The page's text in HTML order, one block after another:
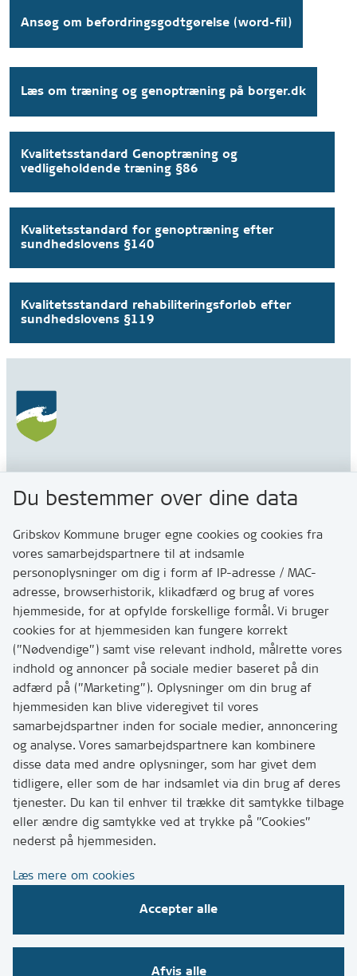
Ansøg om befordringsgodtgørelse (word-fil)
Læs om træning og genoptræning på borger.dk
Kvalitetsstandard Genoptræning og
vedligeholdende træning §86
Kvalitetsstandard for genoptræning efter
sundhedslovens §140
Kvalitetsstandard rehabiliteringsforløb efter
sundhedslovens §119
Gribskov Kommune
Rådhusvej 3
3200 Helsinge
Kontakt
Skriv til os via Digital Post
Har du brug for at komme i kontakt med os? Se her
hvordan
Tip os om huller i vejen eller andet
T:7249 6000
Bemærk: vi har mange opkald mellem kl. 10 og 11
Links
Tilgængelighedserklæring
Cookies
CVR, EAN og betaling
Følg os på sociale medier
Du bestemmer over dine data
Gribskov Kommune bruger egne cookies og cookies fra
vores samarbejdspartnere til at indsamle
personoplysninger om dig i form af IP-adresse / MAC-
adresse, browserhistorik, klikadfærd og brug af vores
hjemmeside, for at opfylde forskellige formål. Vi bruger
cookies for at hjemmesiden kan fungere korrekt
(”Nødvendige”) samt vise relevant indhold, målrette vores
indhold og annoncer på sociale medier baseret på din
adfærd på (”Marketing”). Oplysninger om din brug af
hjemmesiden kan blive videregivet til vores
samarbejdspartner inden for sociale medier, annoncering
og analyse. Vores samarbejdspartnere kan kombinere
disse data med andre oplysninger, som har givet dem
tidligere, eller som de har indsamlet via din brug af deres
tjenester. Du kan til enhver til trække dit samtykke tilbage
eller ændre dig samtykke ved at trykke på ”Cookies”
nederst på hjemmesiden.
Læs mere om cookies
Accepter alle
Afvis alle